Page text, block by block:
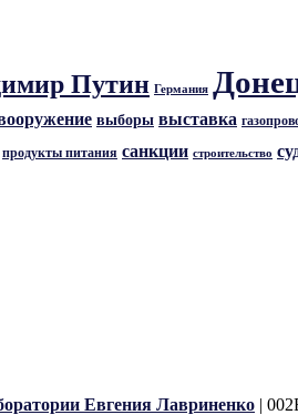
Путин Германия
выборы выставка
продукты питания санкции строительство
Евгения Лавриненко |